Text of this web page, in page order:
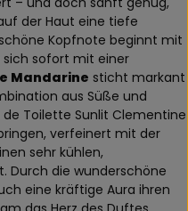
der Haut eine tiefe
Kopfnote beginnt mit
sich sofort mit einer
Mandarine sticht markant
aus Süße und
de Toilette Sunlit Clementine
verfeinert mit der
sehr kühlen,
Durch die wunderschöne
eine kräftige Aura ihren